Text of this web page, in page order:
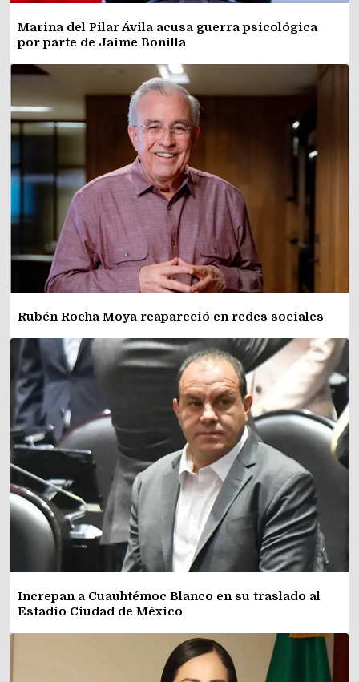
Marina del Pilar Ávila acusa guerra psicológica
por parte de Jaime Bonilla
Rubén Rocha Moya reapareció en redes sociales
Increpan a Cuauhtémoc Blanco en su traslado al
Estadio Ciudad de México